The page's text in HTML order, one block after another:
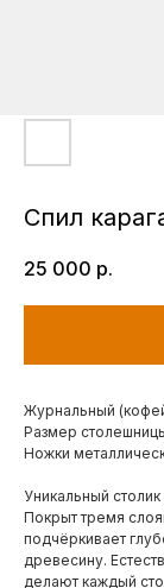
Спил
25 000 р.
Журнальный
Размер
Ножки
Уникальный
Покрыт тремя
подчёркивает
древесину.
делают каждый